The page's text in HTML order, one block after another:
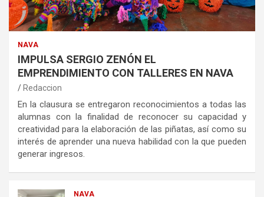
NAVA
IMPULSA SERGIO ZENÓN EL
EMPRENDIMIENTO CON TALLERES EN NAVA
Redaccion
En la clausura se entregaron reconocimientos a todas las
alumnas con la finalidad de reconocer su capacidad y
creatividad para la elaboración de las piñatas, así como su
interés de aprender una nueva habilidad con la que pueden
generar ingresos.
NAVA